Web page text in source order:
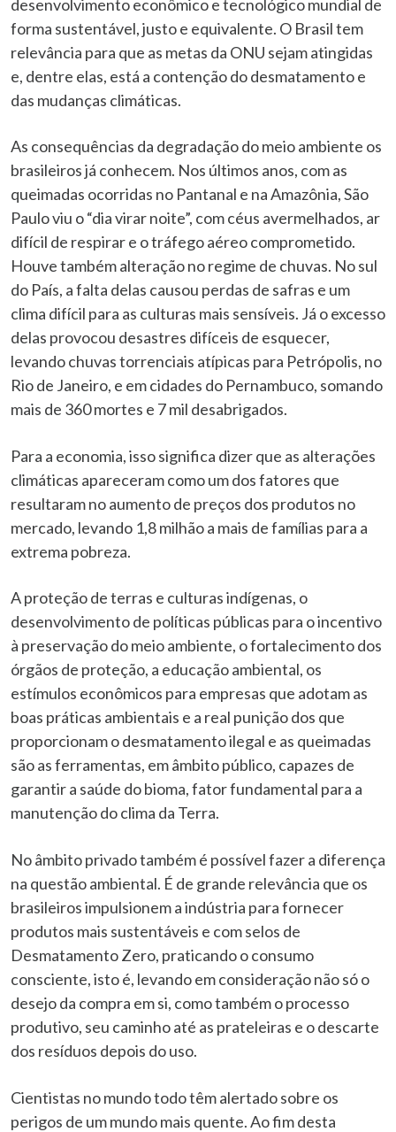
desenvolvimento econômico e tecnológico mundial de
forma sustentável, justo e equivalente. O Brasil tem
relevância para que as metas da ONU sejam atingidas
e, dentre elas, está a contenção do desmatamento e
das mudanças climáticas.
As consequências da degradação do meio ambiente os
brasileiros já conhecem. Nos últimos anos, com as
queimadas ocorridas no Pantanal e na Amazônia, São
Paulo viu o “dia virar noite”, com céus avermelhados, ar
difícil de respirar e o tráfego aéreo comprometido.
Houve também alteração no regime de chuvas. No sul
do País, a falta delas causou perdas de safras e um
clima difícil para as culturas mais sensíveis. Já o excesso
delas provocou desastres difíceis de esquecer,
levando chuvas torrenciais atípicas para Petrópolis, no
Rio de Janeiro, e em cidades do Pernambuco, somando
mais de 360 mortes e 7 mil desabrigados.
Para a economia, isso significa dizer que as alterações
climáticas apareceram como um dos fatores que
resultaram no aumento de preços dos produtos no
mercado, levando 1,8 milhão a mais de famílias para a
extrema pobreza.
A proteção de terras e culturas indígenas, o
desenvolvimento de políticas públicas para o incentivo
à preservação do meio ambiente, o fortalecimento dos
órgãos de proteção, a educação ambiental, os
estímulos econômicos para empresas que adotam as
boas práticas ambientais e a real punição dos que
proporcionam o desmatamento ilegal e as queimadas
são as ferramentas, em âmbito público, capazes de
garantir a saúde do bioma, fator fundamental para a
manutenção do clima da Terra.
No âmbito privado também é possível fazer a diferença
na questão ambiental. É de grande relevância que os
brasileiros impulsionem a indústria para fornecer
produtos mais sustentáveis e com selos de
Desmatamento Zero, praticando o consumo
consciente, isto é, levando em consideração não só o
desejo da compra em si, como também o processo
produtivo, seu caminho até as prateleiras e o descarte
dos resíduos depois do uso.
Cientistas no mundo todo têm alertado sobre os
perigos de um mundo mais quente. Ao fim desta